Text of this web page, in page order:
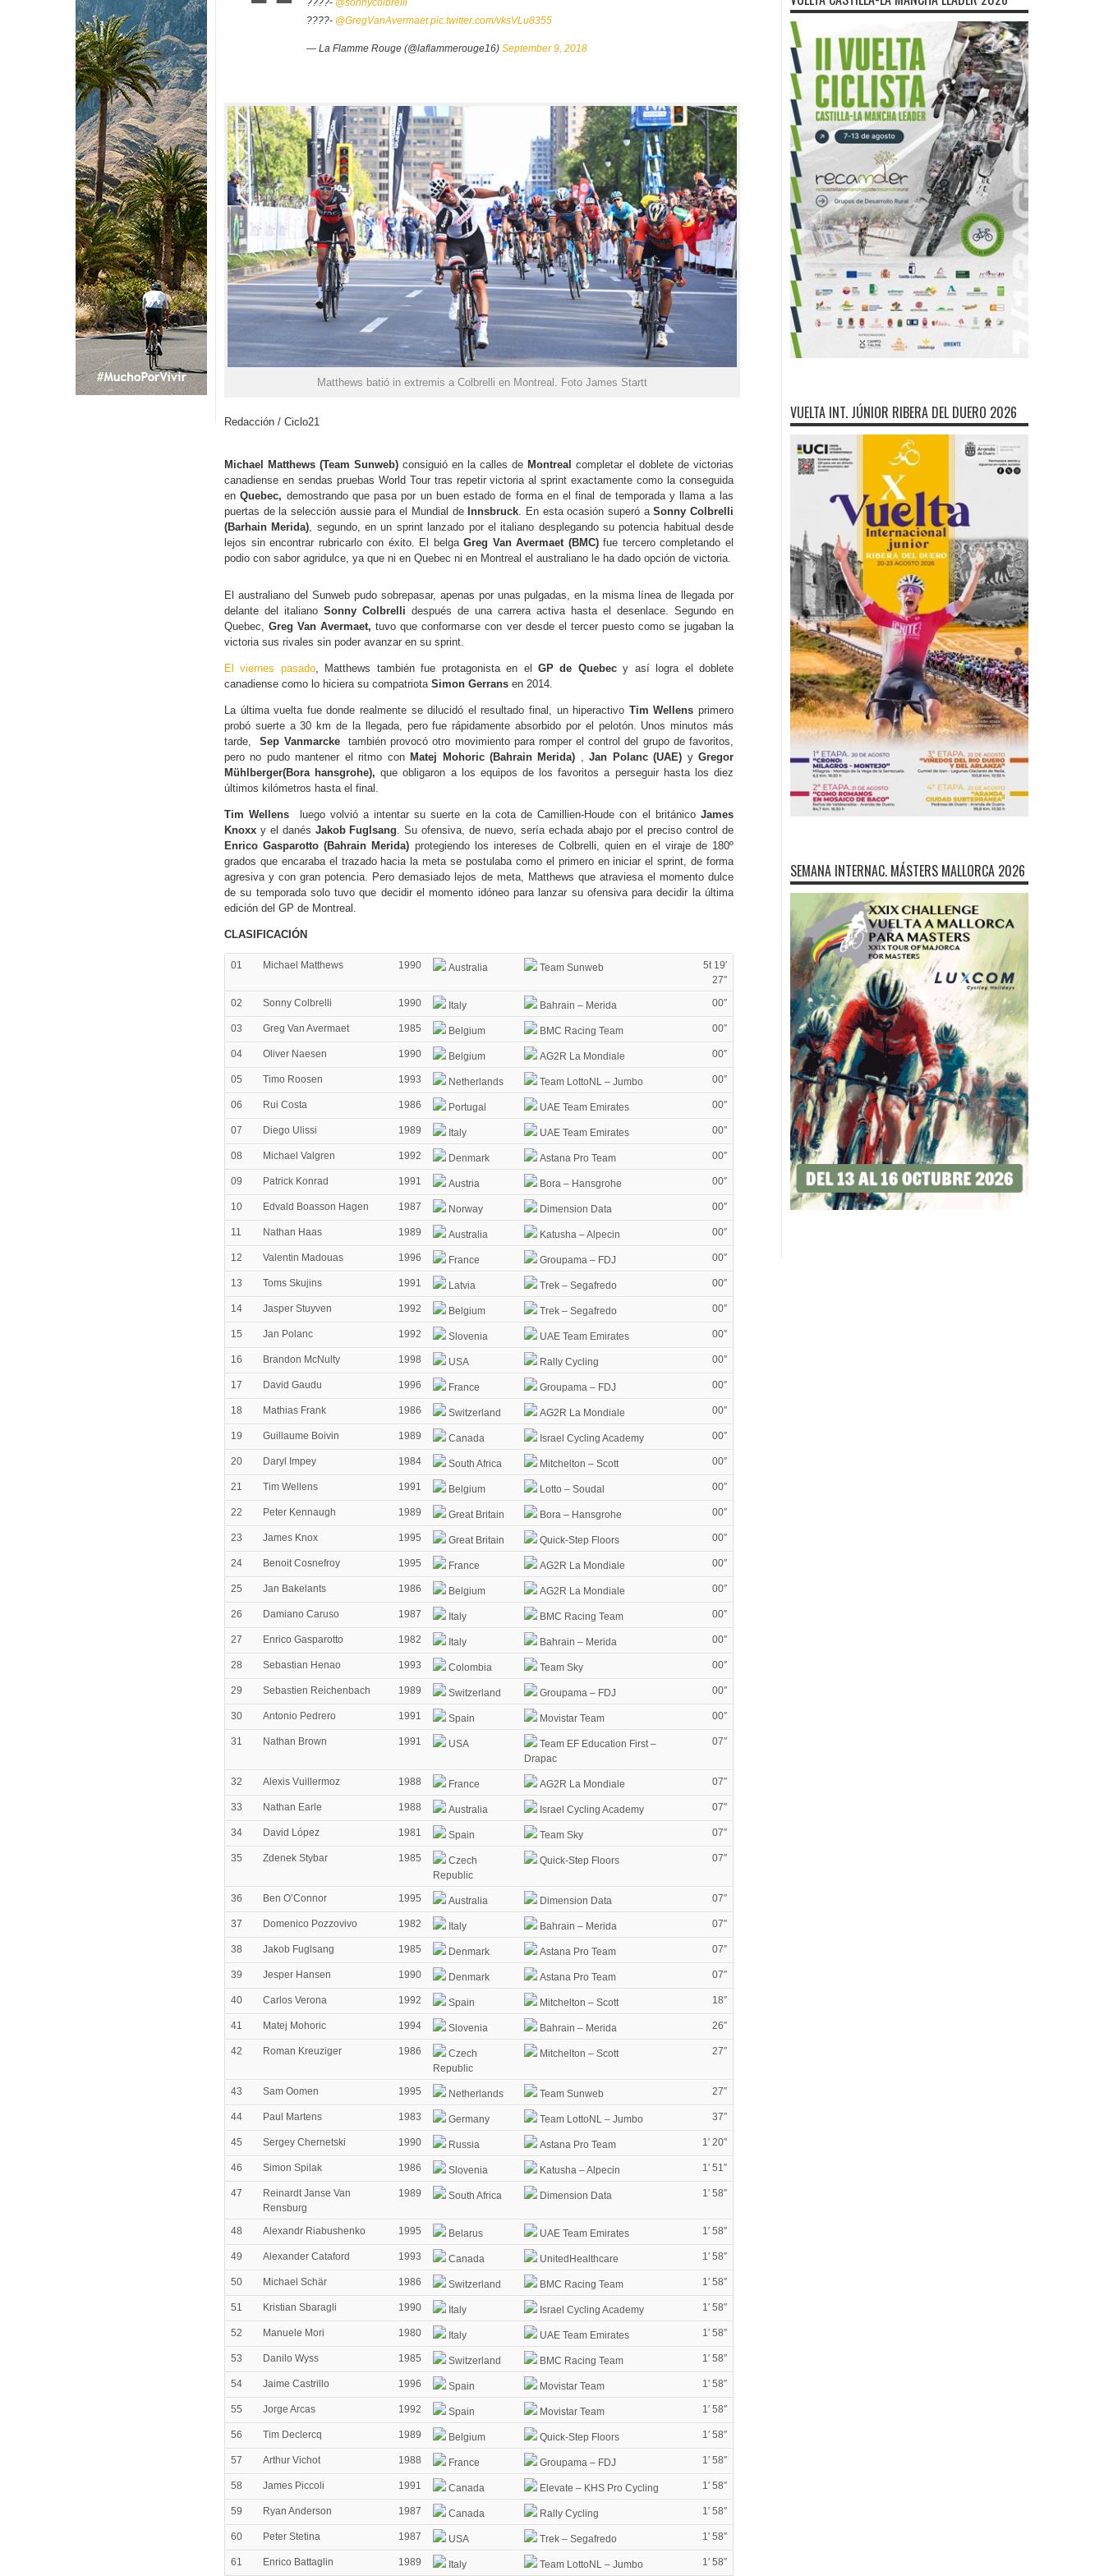
????- @sonnycolbrelli
????- @GregVanAvermaet pic.twitter.com/vksVLu8355
— La Flamme Rouge (@laflammerouge16) September 9, 2018
Matthews batió in extremis a Colbrelli en Montreal. Foto James Startt
Redacción / Ciclo21
Michael Matthews (Team Sunweb) consiguió en la calles de Montreal completar el doblete de victorias
canadiense en sendas pruebas World Tour tras repetir victoria al sprint exactamente como la conseguida
enQuebec, demostrando que pasa por un buen estado de forma en el final de temporada y llama a las
puertas de la selección aussie para el Mundial de Innsbruck. En esta ocasión superó aSonny Colbrelli
(Barhain Merida), segundo, en un sprint lanzado por el italiano desplegando su potencia habitual desde
lejos sin encontrar rubricarlo con éxito. El belgaGreg Van Avermaet (BMC)fue tercero completando el
podio con sabor agridulce, ya que ni en Quebec ni en Montreal el australiano le ha dado opción de victoria.
El australiano del Sunweb pudo sobrepasar, apenas por unas pulgadas, en la misma línea de llegada por
delante del italiano Sonny Colbrelli después de una carrera activa hasta el desenlace. Segundo en
Quebec,Greg Van Avermaet,tuvo que conformarse con ver desde el tercer puesto como se jugaban la
victoria sus rivales sin poder avanzar en su sprint.
El viernes pasado, Matthews también fue protagonista en el GP de Quebecy así logra el doblete
canadiense como lo hiciera su compatriota Simon Gerrans en 2014.
La última vuelta fue donde realmente se dilucidó el resultado final, un hiperactivo Tim Wellens primero
probó suerte a 30 km de la llegada, pero fue rápidamente absorbido por el pelotón. Unos minutos más
tarde,
Sep Vanmarcketambién provocó otro movimiento para romper el control del grupo de favoritos,
pero no pudo mantener el ritmo con Matej Mohoric (Bahrain Merida) ,Jan Polanc (UAE) y Gregor
Mühlberger(Bora hansgrohe), que obligaron a los equipos de los favoritos a perseguir hasta los diez
últimos kilómetros hasta el final.
Tim Wellens luego volvió a intentar su suerte en la cota de Camillien-Houde con el británicoJames
Knoxx y el danés Jakob Fuglsang. Su ofensiva, de nuevo, sería echada abajo por el preciso control de
Enrico Gasparotto (Bahrain Merida) protegiendo los intereses de Colbrelli, quien en el viraje de 180º
grados que encaraba el trazado hacia la meta se postulaba como el primero en iniciar el sprint, de forma
agresiva y con gran potencia. Pero demasiado lejos de meta, Matthews que atraviesa el momento dulce
de su temporada solo tuvo que decidir el momento idóneo para lanzar su ofensiva para decidir la última
edición del GP de Montreal.
CLASIFICACIÓN
01 Michael Matthews 1990 Australia Team Sunweb
5t 19′
27″
02
Sonny Colbrelli 1990 Italy Bahrain – Merida 00″
03 Greg Van Avermaet 1985 Belgium BMC Racing Team 00″
04 Oliver Naesen 1990 Belgium AG2R La Mondiale 00″
05 Timo Roosen 1993 Netherlands Team LottoNL – Jumbo 00″
06 Rui Costa 1986 Portugal UAE Team Emirates 00″
07 Diego Ulissi 1989 Italy UAE Team Emirates 00″
08 Michael Valgren 1992 Denmark Astana Pro Team 00″
09 Patrick Konrad 1991 Austria Bora – Hansgrohe 00″
10 Edvald Boasson Hagen 1987 Norway Dimension Data 00″
11 Nathan Haas 1989 Australia Katusha – Alpecin 00″
12 Valentin Madouas 1996 France Groupama – FDJ 00″
13 Toms Skujins 1991 Latvia Trek – Segafredo 00″
14 Jasper Stuyven 1992 Belgium Trek – Segafredo 00″
15 Jan Polanc 1992 Slovenia UAE Team Emirates 00″
16 Brandon McNulty 1998 USA Rally Cycling 00″
17 David Gaudu 1996 France Groupama – FDJ 00″
18 Mathias Frank 1986 Switzerland AG2R La Mondiale 00″
19 Guillaume Boivin 1989 Canada Israel Cycling Academy 00″
20 Daryl Impey 1984 South Africa Mitchelton – Scott 00″
21 Tim Wellens 1991 Belgium Lotto – Soudal 00″
22 Peter Kennaugh 1989 Great Britain Bora – Hansgrohe 00″
23 James Knox 1995 Great Britain Quick-Step Floors 00″
24 Benoit Cosnefroy 1995 France AG2R La Mondiale 00″
25 Jan Bakelants 1986 Belgium AG2R La Mondiale 00″
26 Damiano Caruso 1987 Italy BMC Racing Team 00″
27 Enrico Gasparotto 1982 Italy Bahrain – Merida 00″
28 Sebastian Henao 1993 Colombia Team Sky 00″
29 Sebastien Reichenbach 1989 Switzerland Groupama – FDJ 00″
30 Antonio Pedrero 1991 Spain Movistar Team 00″
31 Nathan Brown 1991 USA
Team EF Education First –
Drapac
07″
32 Alexis Vuillermoz 1988 France AG2R La Mondiale 07″
33 Nathan Earle 1988 Australia Israel Cycling Academy 07″
34 David López 1981 Spain Team Sky 07″
35 Zdenek Stybar 1985
Czech
Republic
Quick-Step Floors 07″
36 Ben O’Connor 1995 Australia Dimension Data 07″
37 Domenico Pozzovivo 1982 Italy Bahrain – Merida 07″
38 Jakob Fuglsang 1985 Denmark Astana Pro Team 07″
39 Jesper Hansen 1990 Denmark Astana Pro Team 07″
40 Carlos Verona 1992 Spain Mitchelton – Scott 18″
41 Matej Mohoric 1994 Slovenia Bahrain – Merida 26″
42 Roman Kreuziger 1986
Czech
Republic
Mitchelton – Scott 27″
43 Sam Oomen 1995 Netherlands Team Sunweb 27″
44 Paul Martens 1983 Germany Team LottoNL – Jumbo 37″
45 Sergey Chernetski 1990 Russia Astana Pro Team 1′ 20″
46 Simon Spilak 1986 Slovenia Katusha – Alpecin 1′ 51″
47
Reinardt Janse Van
Rensburg
1989 South Africa Dimension Data 1′ 58″
48 Alexandr Riabushenko 1995 Belarus UAE Team Emirates 1′ 58″
49 Alexander Cataford 1993 Canada UnitedHealthcare 1′ 58″
50 Michael Schär 1986 Switzerland BMC Racing Team 1′ 58″
51 Kristian Sbaragli 1990 Italy Israel Cycling Academy 1′ 58″
52 Manuele Mori 1980 Italy UAE Team Emirates 1′ 58″
53 Danilo Wyss 1985 Switzerland BMC Racing Team 1′ 58″
54 Jaime Castrillo 1996 Spain Movistar Team 1′ 58″
55 Jorge Arcas 1992 Spain Movistar Team 1′ 58″
56 Tim Declercq 1989 Belgium Quick-Step Floors 1′ 58″
57 Arthur Vichot 1988 France Groupama – FDJ 1′ 58″
58 James Piccoli 1991 Canada Elevate – KHS Pro Cycling 1′ 58″
59 Ryan Anderson 1987 Canada Rally Cycling 1′ 58″
60 Peter Stetina 1987 USA Trek – Segafredo 1′ 58″
61 Enrico Battaglin 1989 Italy Team LottoNL – Jumbo 1′ 58″
VUELTA INT. JÚNIOR RIBERA DEL DUERO 2026
SEMANA INTERNAC. MÁSTERS MALLORCA 2026